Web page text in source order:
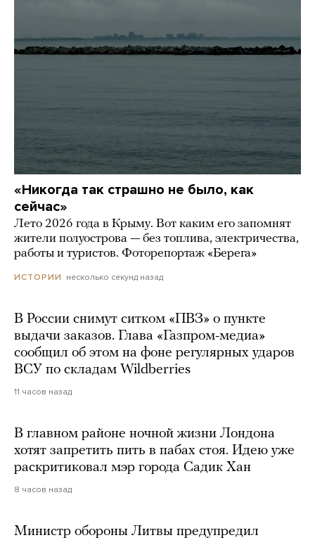
«Никогда так страшно не было, как
сейчас»
Лето 2026 года в Крыму. Вот каким его запомнят
жители полуострова — без топлива, электричества,
работы и туристов. Фоторепортаж «Берега»
ИСТОРИИ несколько секунд назад
В России снимут ситком «ПВЗ» о пункте
выдачи заказов. Глава «Газпром-медиа»
сообщил об этом на фоне регулярных ударов
ВСУ по складам Wildberries
11 часов назад
В главном районе ночной жизни Лондона
хотят запретить пить в пабах стоя. Идею уже
раскритиковал мэр города Садик Хан
8 часов назад
Министр обороны Литвы предупредил